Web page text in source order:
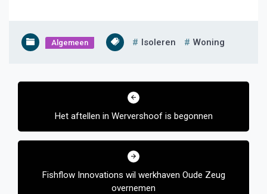
Algemeen Isoleren Woning
Bericht
Het aftellen in Wervershoof is begonnen
Fishflow Innovations wil werkhaven Oude Zeug
overnemen